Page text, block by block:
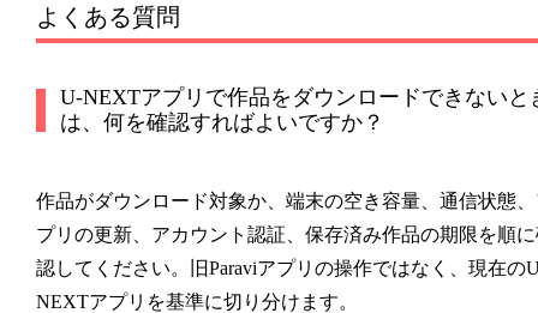
よくある質問
U-NEXTアプリで作品をダウンロードできないと
は、何を確認すればよいですか？
作品がダウンロード対象か、端末の空き容量、通信状態
プリの更新、アカウント認証、保存済み作品の期限を順
認してください。旧Paraviアプリの操作ではなく、現在の
NEXTアプリを基準に切り分けます。